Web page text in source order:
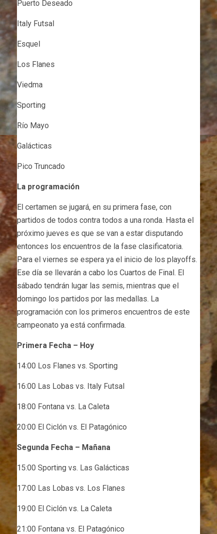
Puerto Deseado
Italy Futsal
Esquel
Los Flanes
Viedma
Sporting
Río Mayo
Galácticas
Pico Truncado
La programación
El certamen se jugará, en su primera fase, con
partidos de todos contra todos a una ronda. Hasta el
próximo jueves es que se van a estar disputando
entonces los encuentros de la fase clasificatoria.
Para el viernes se espera ya el inicio de los playoffs.
Ese día se llevarán a cabo los Cuartos de Final. El
sábado tendrán lugar las semis, mientras que el
domingo los partidos por las medallas. La
programación con los primeros encuentros de este
campeonato ya está confirmada.
Primera Fecha – Hoy
14:00 Los Flanes vs. Sporting
16:00 Las Lobas vs. Italy Futsal
18:00 Fontana vs. La Caleta
20:00 El Ciclón vs. El Patagónico
Segunda Fecha – Mañana
15:00 Sporting vs. Las Galácticas
17:00 Las Lobas vs. Los Flanes
19:00 El Ciclón vs. La Caleta
21:00 Fontana vs. El Patagónico